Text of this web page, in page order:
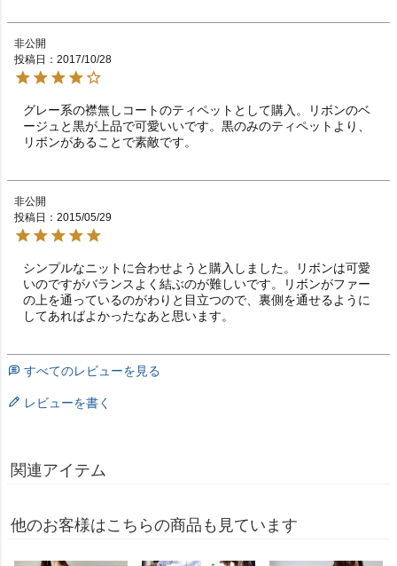
非公開
投稿日
2017/10/28
グレー系の襟無しコートのティペットとして購入。リボンのベ
ージュと黒が上品で可愛いいです。黒のみのティペットより、
リボンがあることで素敵です。
非公開
投稿日
2015/05/29
シンプルなニットに合わせようと購入しました。リボンは可愛
いのですがバランスよく結ぶのが難しいです。リボンがファー
の上を通っているのがわりと目立つので、裏側を通せるように
してあればよかったなあと思います。
すべてのレビューを見る
レビューを書く
関連アイテム
他のお客様はこちらの商品も見ています